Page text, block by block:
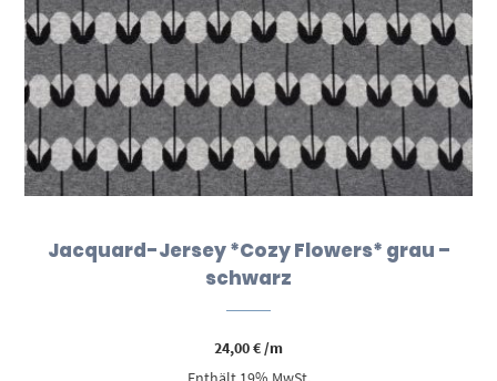
Jacquard-Jersey *Cozy Flowers* grau –
schwarz
24,00€/m